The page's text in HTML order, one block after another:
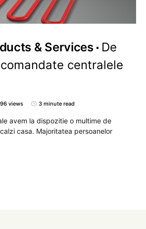
& Services
De
centralele
views 3 minute read
avem la dispozitie o multime de
casa. Majoritatea persoanelor